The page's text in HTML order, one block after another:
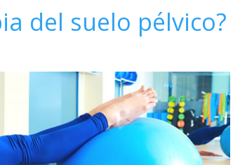
del suelo pélvico?